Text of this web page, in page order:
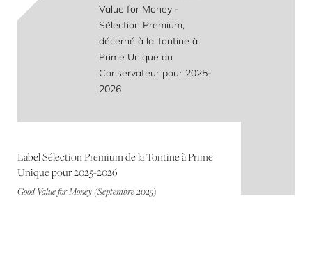
Label Sélection Premium de la Tontine à Prime
Unique pour 2025-2026
Good Value for Money (Septembre 2025)